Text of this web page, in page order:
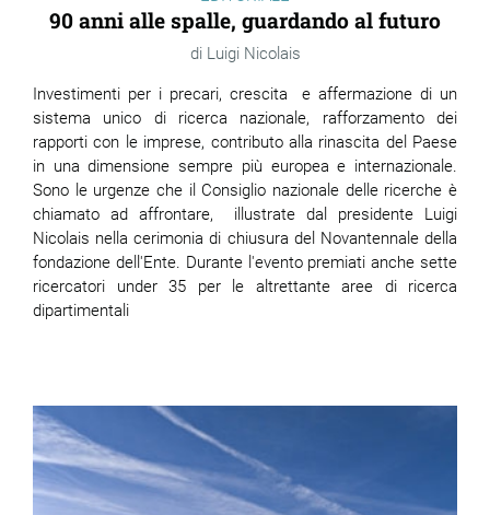
90 anni alle spalle, guardando al futuro
Luigi Nicolais
Investimenti per i precari, crescita e affermazione di un
sistema unico di ricerca nazionale, rafforzamento dei
rapporti con le imprese, contributo alla rinascita del Paese
in una dimensione sempre più europea e internazionale.
Sono le urgenze che il Consiglio nazionale delle ricerche è
chiamato ad affrontare, illustrate dal presidente Luigi
Nicolais nella cerimonia di chiusura del Novantennale della
fondazione dell'Ente. Durante l'evento premiati anche sette
ricercatori under 35 per le altrettante aree di ricerca
dipartimentali